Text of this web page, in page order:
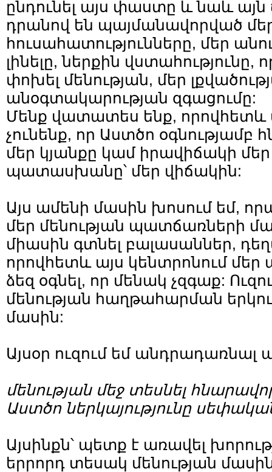
ընդունել այս փաստը և նաև այն
դրանով են պայմանավորված
հուսահատությունները, մեր
լինելը, ներքին վստահությունը,
փոխել մենության, մեր
անօգտակարության զգացումը:
Մենք վատատես ենք, որովհետև
չունենք, որ Աստծո օգնությամբ
մեր կյանքը կամ իրավիճակի մեր
պատասխանը՝ մեր վիճակին:
Այս ամենի մասին խոսում եմ,
մեր մենության պատճառների
միասին գտնել բալասաններ,
որովհետև այս կենտրոնում մեր
ձեզ օգնել, որ մենակ չզգաք:
մենության հաղթահարման
մասին:
Այսօր ուզում եմ անդրադառնալ
մենության մեջ տեսնել
Աստծո ներկայությունը
Այսինքն՝ պետք է առավել
երրորդ տեսակ մենության